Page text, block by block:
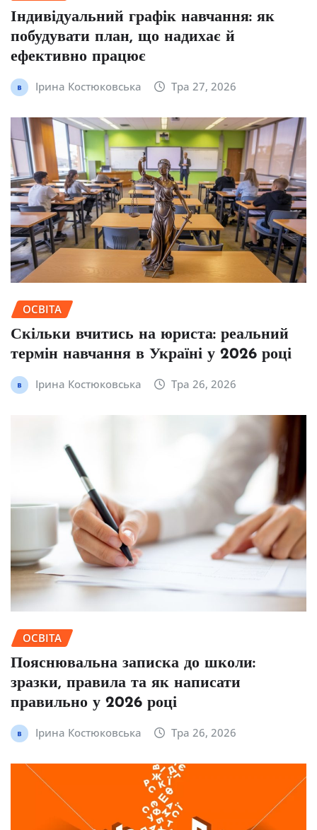
Індивідуальний графік навчання: як
побудувати план, що надихає й
ефективно працює
Ірина Костюковська Тра 27, 2026
ОСВІТА
Скільки вчитись на юриста: реальний
термін навчання в Україні у 2026 році
Ірина Костюковська Тра 26, 2026
ОСВІТА
Пояснювальна записка до школи:
зразки, правила та як написати
правильно у 2026 році
Ірина Костюковська Тра 26, 2026